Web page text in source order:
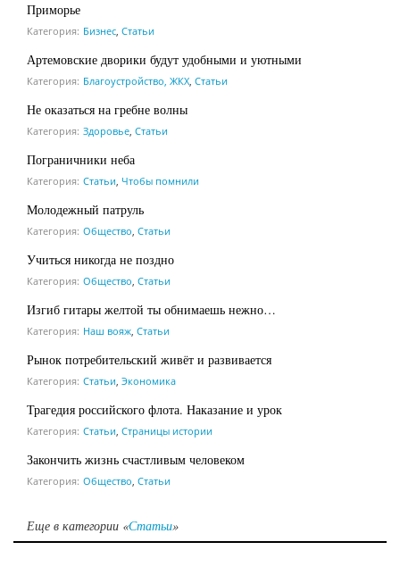
Приморье
Категория: Бизнес, Статьи
Артемовские дворики будут удобными и уютными
Категория: Благоустройство, ЖКХ, Статьи
Не оказаться на гребне волны
Категория: Здоровье, Статьи
Пограничники неба
Категория: Статьи, Чтобы помнили
Молодежный патруль
Категория: Общество, Статьи
Учиться никогда не поздно
Категория: Общество, Статьи
Изгиб гитары желтой ты обнимаешь нежно…
Категория: Наш вояж, Статьи
Рынок потребительский живёт и развивается
Категория: Статьи, Экономика
Трагедия российского флота. Наказание и урок
Категория: Статьи, Страницы истории
Закончить жизнь счастливым человеком
Категория: Общество, Статьи
Еще в категории «Статьи»